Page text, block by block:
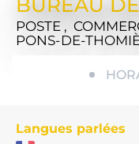
POSTE ,
PONS-DE-
Langues parlées